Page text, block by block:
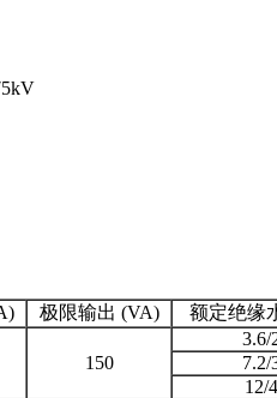
极限输出 (VA)
额定绝缘
150
3.6/
7.2/
12/